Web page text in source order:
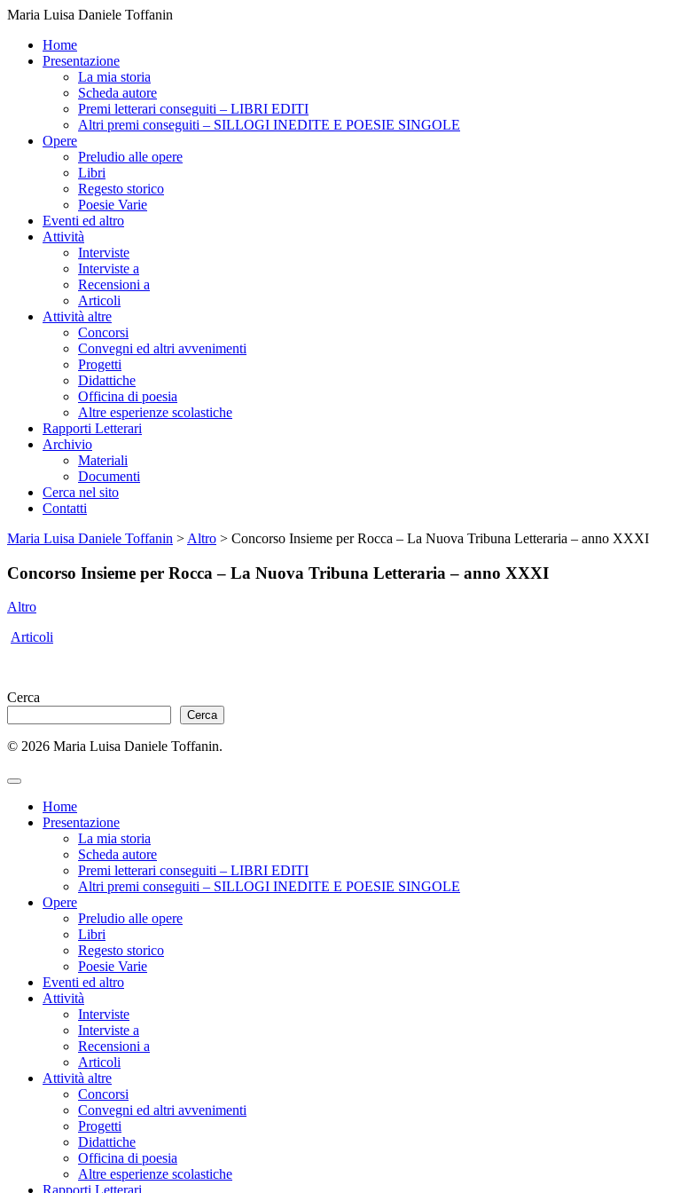
Maria Luisa Daniele Toffanin
Home
Presentazione
La mia storia
Scheda autore
Premi letterari conseguiti – LIBRI EDITI
Altri premi conseguiti – SILLOGI INEDITE E POESIE SINGOLE
Opere
Preludio alle opere
Libri
Regesto storico
Poesie Varie
Eventi ed altro
Attività
Interviste
Interviste a
Recensioni a
Articoli
Attività altre
Concorsi
Convegni ed altri avvenimenti
Progetti
Didattiche
Officina di poesia
Altre esperienze scolastiche
Rapporti Letterari
Archivio
Materiali
Documenti
Cerca nel sito
Contatti
Maria Luisa Daniele Toffanin > Altro > Concorso Insieme per Rocca – La Nuova Tribuna Letteraria – anno XXXI
Concorso Insieme per Rocca – La Nuova Tribuna Letteraria – anno XXXI
Altro
Articoli
Cerca
Cerca
© 2026 Maria Luisa Daniele Toffanin.
Home
Presentazione
La mia storia
Scheda autore
Premi letterari conseguiti – LIBRI EDITI
Altri premi conseguiti – SILLOGI INEDITE E POESIE SINGOLE
Opere
Preludio alle opere
Libri
Regesto storico
Poesie Varie
Eventi ed altro
Attività
Interviste
Interviste a
Recensioni a
Articoli
Attività altre
Concorsi
Convegni ed altri avvenimenti
Progetti
Didattiche
Officina di poesia
Altre esperienze scolastiche